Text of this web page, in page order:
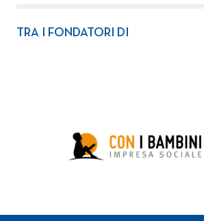
TRA I FONDATORI DI